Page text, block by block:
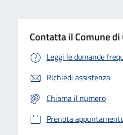
Contatta il Comune di
Leggi le domande
Richiedi assistenza
Chiama il numero
Prenota